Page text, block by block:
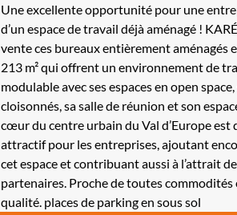
Une excellente opportunité pour une
d’un espace de travail déjà aménagé !
vente ces bureaux entièrement aménagés
213 m² qui offrent un environnement de
modulable avec ses espaces en open
cloisonnés, sa salle de réunion et son
cœur du centre urbain du Val d’Europe est
attractif pour les entreprises, ajoutant
cet espace et contribuant aussi à l’attrait
partenaires. Proche de toutes
qualité. places de parking en sous sol